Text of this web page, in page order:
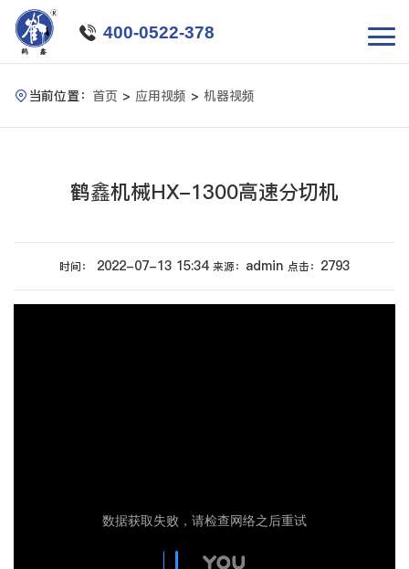
 400-0522-378
 当前位置： 首页 > 应用视频 > 机器视频
鹤鑫机械HX-1300高速分切机
时间： 2022-07-13 15:34 来源： admin 点击： 2793